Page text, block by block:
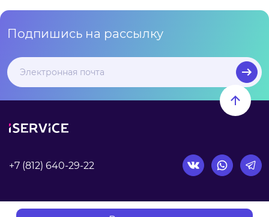
Подпишись на рассылку
+7 (812) 640-29-22
Согласие на обработку персональных данных